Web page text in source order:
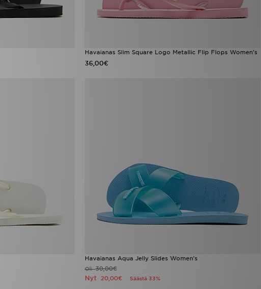
Havaianas Slim Square Logo Metallic Flip Flops Women's
36,00€
Havaianas Aqua Jelly Slides Women's
Oli30,00€
Nyt 20,00€ Säästä 33%